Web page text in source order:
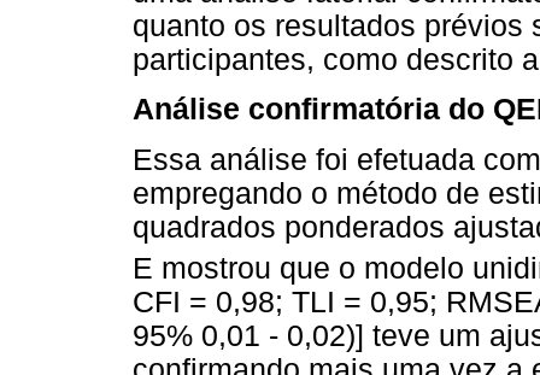
quanto os resultados prévios
participantes, como descrito
Análise confirmatória do
Essa análise foi efetuada
empregando o método de
quadrados ponderados
E mostrou que o modelo
CFI = 0,98; TLI = 0,95;
95% 0,01 - 0,02)] teve um